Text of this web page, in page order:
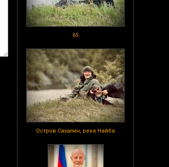
65
Остров Сахалин, река Найба